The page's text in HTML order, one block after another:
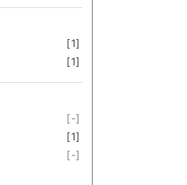
[-]
[-]
[1]
[1]
[-]
[1]
[-]